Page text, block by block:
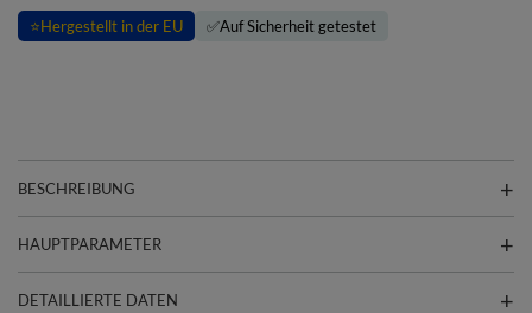
⭐Hergestellt in der EU ✅Auf Sicherheit getestet
BESCHREIBUNG
HAUPTPARAMETER
DETAILLIERTE DATEN